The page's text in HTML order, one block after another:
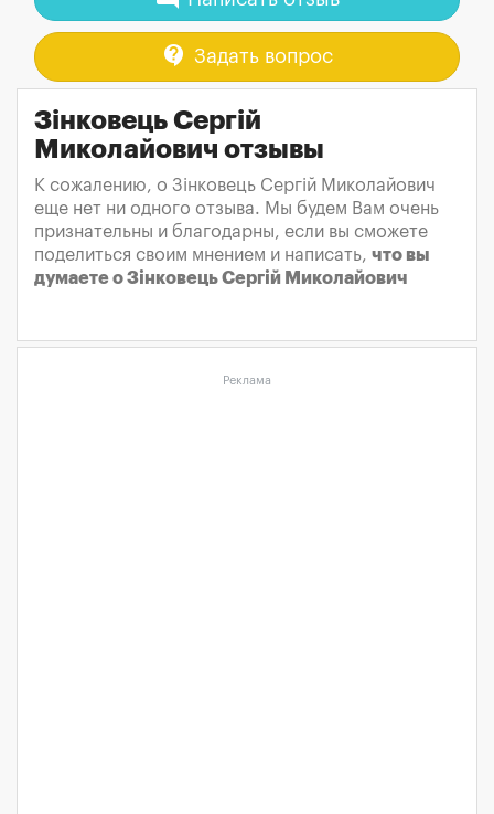
contact_support Задать вопрос
Зінковець Сергій
Миколайович отзывы
К сожалению, о Зінковець Сергій Миколайович
еще нет ни одного отзыва. Мы будем Вам очень
признательны и благодарны, если вы сможете
поделиться своим мнением и написать, что вы
думаете о Зінковець Сергій Миколайович
Реклама